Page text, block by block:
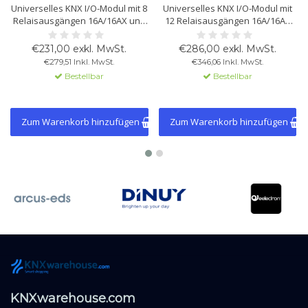
Universelles KNX I/O-Modul mit 8
Relaisausgängen 16A/16AX und
8 potenzialfreien Eingängen. Für
Beleuchtung, HVAC, Jalousien
und Fancoils. Unterstützt NTC-
Sensoren, Logikverknüpfungen
und 2 Thermostatmodule.
€231,00 exkl. MwSt.
€279,51 Inkl. MwSt.
Bestellbar
Zum Warenkorb hinzufügen
Universelles KNX I/O-Modul mit
12 Relaisausgängen 16A/16AX
und 12 potenzialfreien
Eingängen. Für Licht, HVAC,
Jalousien und Fancoils.
Unterstützt NTC-Sensoren,
Logikfunktionen und bis zu 3
€286,00 exkl. MwSt.
€346,06 Inkl. MwSt.
Bestellbar
Zum Warenkorb hinzufügen
KNXwarehouse.com